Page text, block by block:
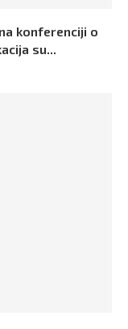
konferenciji o
su...